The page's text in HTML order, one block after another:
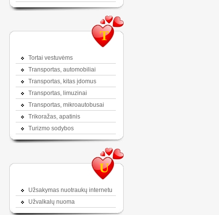
T
Tortai vestuvėms
Transportas, automobiliai
Transportas, kitas įdomus
Transportas, limuzinai
Transportas, mikroautobusai
Trikoražas, apatinis
Turizmo sodybos
U
Užsakymas nuotraukų internetu
Užvalkalų nuoma